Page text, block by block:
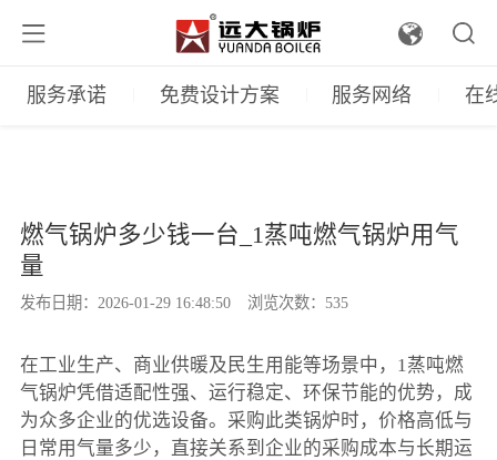
服务承诺 免费设计方案 服务网络 在
燃气锅炉多少钱一台_1蒸吨燃气锅炉用气
量
发布日期：2026-01-29 16:48:50 浏览次数：535
在工业生产、商业供暖及民生用能等场景中，1蒸吨燃
气锅炉凭借适配性强、运行稳定、环保节能的优势，成
为众多企业的优选设备。采购此类锅炉时，价格高低与
日常用气量多少，直接关系到企业的采购成本与长期运